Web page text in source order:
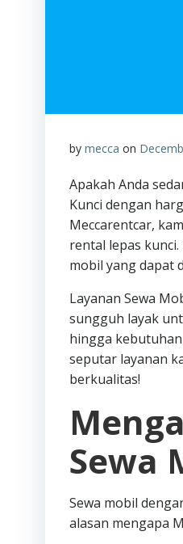
by mecca on
Apakah Anda
Kunci dengan
Meccarentcar,
rental lepas
mobil yang dapat
Layanan Sewa
sungguh layak
hingga
seputar layanan
berkualitas!
Sewa
Sewa mobil
alasan mengapa